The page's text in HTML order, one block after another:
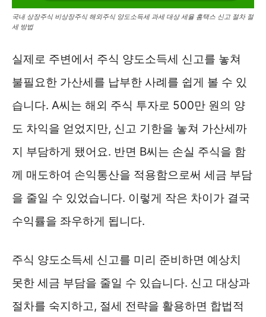
국내 상장주식 비상장주식 해외주식 양도소득세 과세 대상 세율 홈택스 신고 절차 절
세 방법
실제로 주변에서 주식 양도소득세 신고를 놓쳐
불필요한 가산세를 납부한 사례를 쉽게 볼 수 있
습니다. A씨는 해외 주식 투자로 500만 원의 양
도 차익을 얻었지만, 신고 기한을 놓쳐 가산세까
지 부담하게 됐어요. 반면 B씨는 손실 주식을 함
께 매도하여 손익통산을 적용함으로써 세금 부담
을 줄일 수 있었습니다. 이렇게 작은 차이가 결국
수익률을 좌우하게 됩니다.
주식 양도소득세 신고를 미리 준비하면 예상치
못한 세금 부담을 줄일 수 있습니다. 신고 대상과
절차를 숙지하고, 절세 전략을 활용하면 합법적